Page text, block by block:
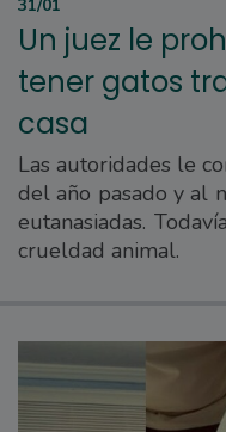
31/01
Un juez le
tener gatos
casa
Las autoridades le
del año pasado y al
eutanasiadas.
crueldad animal.